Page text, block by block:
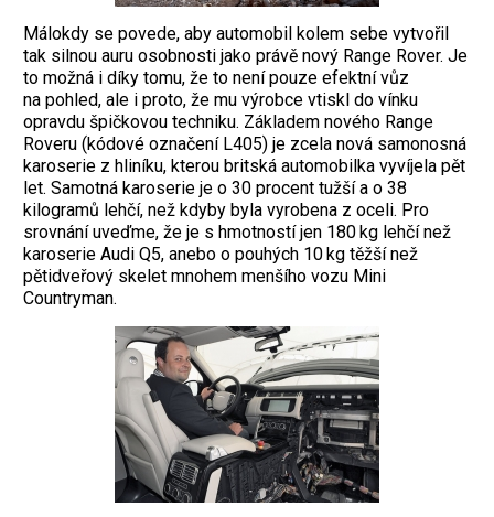
Málokdy se povede, aby automobil kolem sebe vytvořil
tak silnou auru osobnosti jako právě nový Range Rover. Je
to možná i díky tomu, že to není pouze efektní vůz
na pohled, ale i proto, že mu výrobce vtiskl do vínku
opravdu špičkovou techniku. Základem nového Range
Roveru (kódové označení L405) je zcela nová samonosná
karoserie z hliníku, kterou britská automo­bilka vyvíjela pět
let. Samotná karoserie je o 30 procent tužší a o 38
kilogramů lehčí, než kdyby byla vyrobena z oceli. Pro
srov­nání uveďme, že je s hmotností jen 180 kg lehčí než
karoserie Audi Q5, anebo o pouhých 10 kg těžší než
pětidveřový skelet ­mnohem menšího vozu Mini
Countryman.